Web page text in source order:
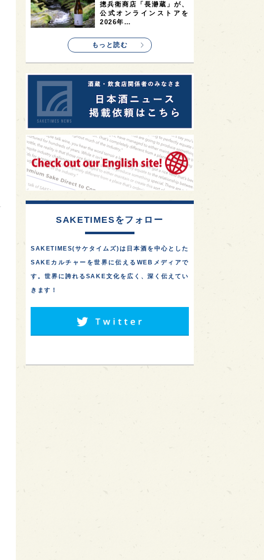
歌舞伎町 1 沖縄県 1 鳥取県 1
saketimes_image_4 1
摠兵衛商店「長瀞蔵」が、
公式オンラインストアを
2026年…
もっと読む
SAKETIMESをフォロー
SAKETIMES(サケタイムズ)は日本酒を中心とした
SAKEカルチャーを世界に伝えるWEBメディアで
す。世界に誇れるSAKE文化を広く、深く伝えてい
きます！